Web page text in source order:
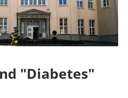
"Diabetes"